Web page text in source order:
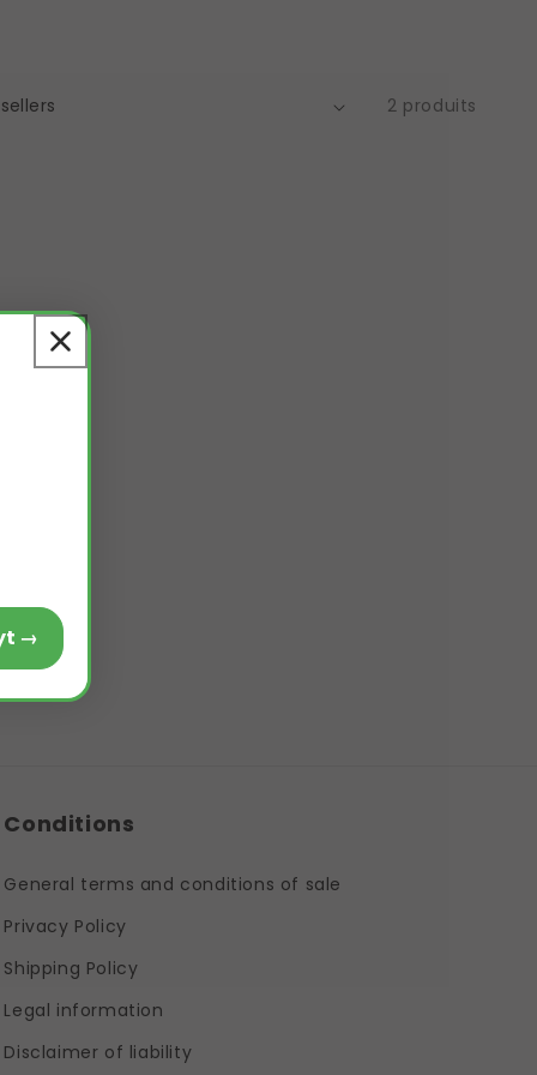
2 produits
Conditions
General terms and conditions of sale
Privacy Policy
Shipping Policy
Legal information
Disclaimer of liability
Voir le produit Alcaphyt →